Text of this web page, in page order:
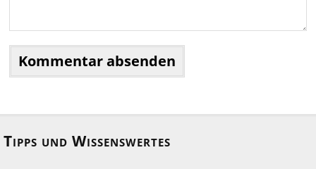
Tipps und Wissenswertes